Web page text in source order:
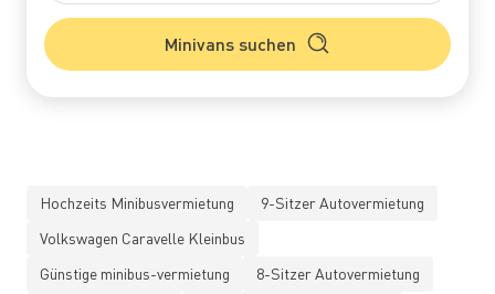
Minivans suchen
Hochzeits Minibusvermietung
9-Sitzer Autovermietung
Volkswagen Caravelle Kleinbus
Günstige minibus-vermietung
8-Sitzer Autovermietung